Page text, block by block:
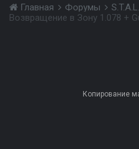
Главная Форумы
Возвращение в Зону 1.078 +
Копирование